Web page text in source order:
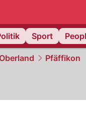
Sport
Oberland Pfäffikon